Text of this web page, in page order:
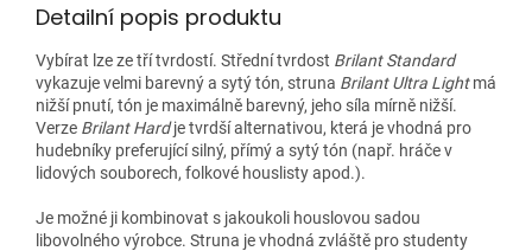
Detailní popis produktu
Vybírat lze ze tří tvrdostí. Střední tvrdost Brilant Standard
vykazuje velmi barevný a sytý tón, struna Brilant Ultra Lightmá
nižší pnutí, tón je maximálně barevný, jeho síla mírně nižší.
Verze Brilant Hardje tvrdší alternativou, která je vhodná pro
hudebníky preferující silný, přímý a sytý tón (např. hráče v
lidových souborech, folkové houslisty apod.).
Je možné ji kombinovat s jakoukoli houslovou sadou
libovolného výrobce. Struna je vhodná zvláště pro studenty